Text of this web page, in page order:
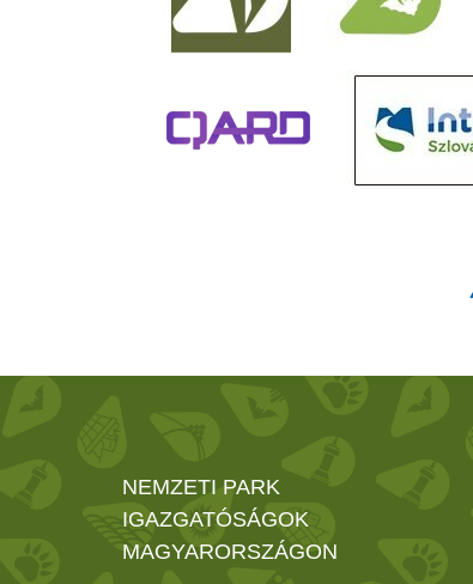
NEMZETI PARK
IGAZGATÓSÁGOK
MAGYARORSZÁGON